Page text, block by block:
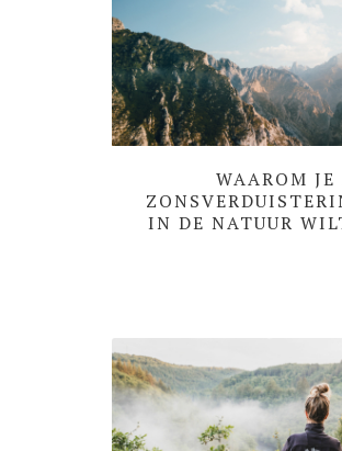
WAAROM JE
IN DE NATUUR